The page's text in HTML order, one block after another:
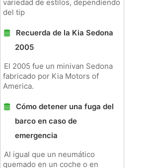
variedad de estilos, dependiendo
del tip
Recuerda de la Kia Sedona
2005
El 2005 fue un minivan Sedona
fabricado por Kia Motors of
America.
Cómo detener una fuga del
barco en caso de
emergencia
Al igual que un neumático
quemado en un coche o en